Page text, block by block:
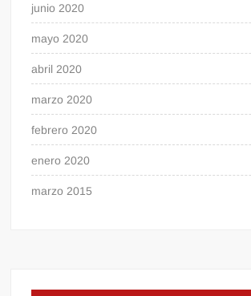
junio 2020
mayo 2020
abril 2020
marzo 2020
febrero 2020
enero 2020
marzo 2015